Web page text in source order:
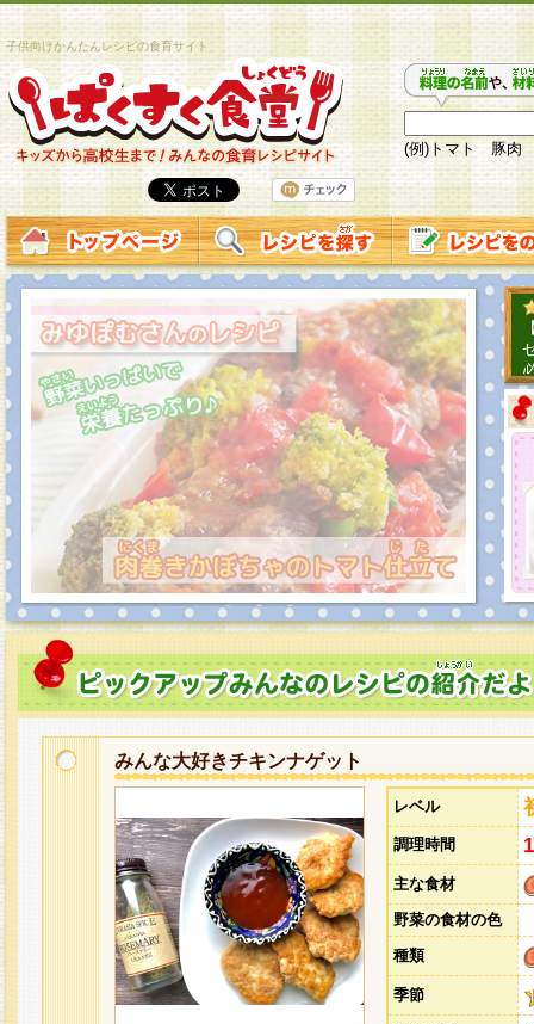
子供向けかんたんレシピの食育サイト
(例)トマト 豚肉
みんな大好きチキンナゲット
レベル
調理時間
主な食材
野菜の食材の色
種類
季節